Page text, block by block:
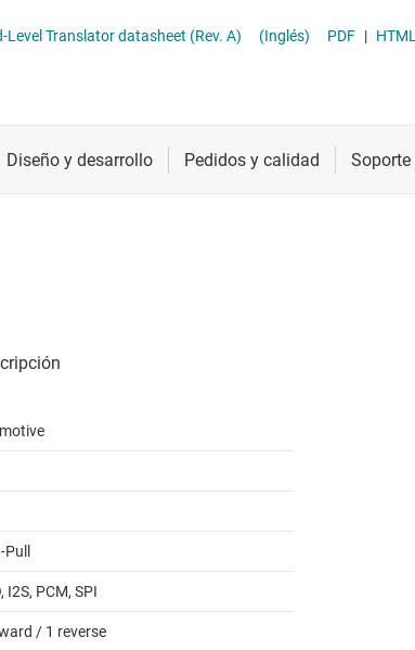
Servicios de chip y oblea
TXG104x-Q1 4-bit , ± 10V Ground-Level Translator datasheet (Rev. A) (Inglés) PDF |
I2S, PCM, SPI
/ 1 reverse